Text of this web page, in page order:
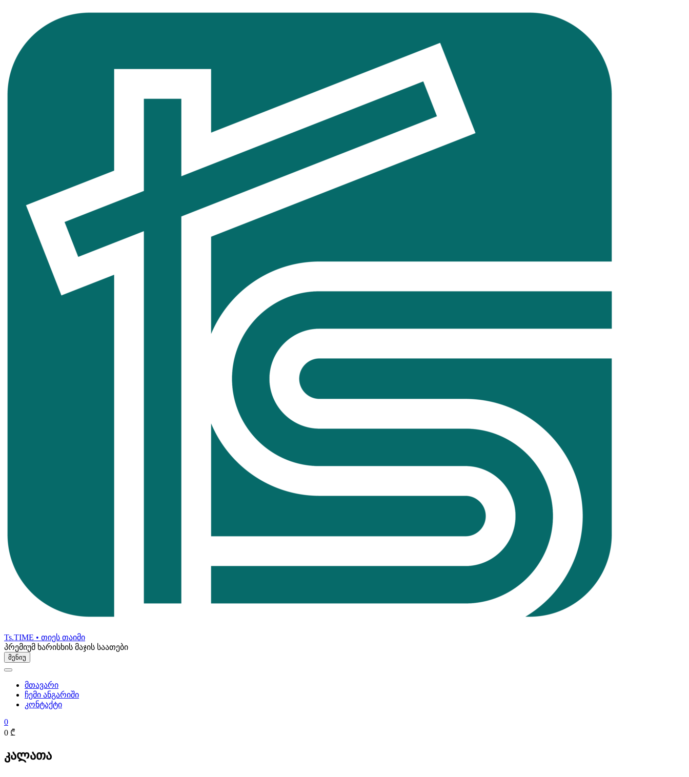
Ts.TIME • თიეს თაიმი
პრემიუმ ხარისხის მაჯის საათები
მენიუ
მთავარი
ჩემი ანგარიში
კონტაქტი
0
0 ₾
კალათა